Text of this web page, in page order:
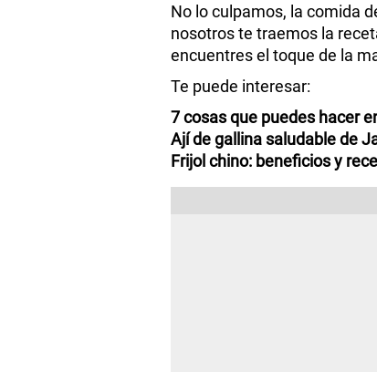
No lo culpamos, la comida
nosotros te traemos la
encuentres el toque de la
Te puede interesar:
7 cosas que puedes hacer
Ají de gallina saludable de
Frijol chino: beneficios y